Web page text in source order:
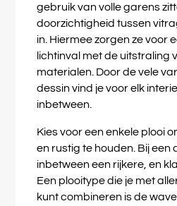
gebruik van volle garens
doorzichtigheid tussen
in. Hiermee zorgen ze voor
lichtinval met de uitstraling
materialen. Door de vele
dessin vind je voor elk
inbetween.
Kies voor een enkele plooi
en rustig te houden. Bij een
inbetween een rijkere, en
Een plooitype die je met
kunt combineren is de